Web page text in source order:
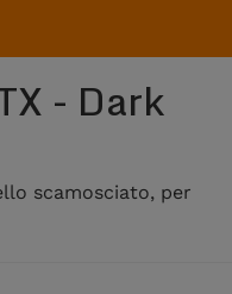
- Dark
scamosciato, per